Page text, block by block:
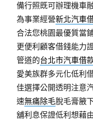
備行照既可辦理機車
為事業經營新北汽車
合法您桃園最優質當
更便利顧客借錢能力
管道的台北市汽車借
愛美族群多元化低利
佳選擇公開透明注意
速無痛除毛脫毛膏腋
舖利息保證低利想藉